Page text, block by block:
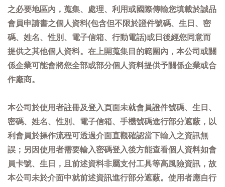
之必要地區內，蒐集、處理、利用或國際傳輸您填載於誠品
會員申請書之個人資料(包含但不限於證件號碼、生日、密
碼、姓名、性別、電子信箱、行動電話)或日後經您同意而
提供之其他個人資料。在上開蒐集目的範圍內，本公司或關
係企業可能會將您全部或部分個人資料提供予關係企業或合
作廠商。
本公司於使用者註冊及登入頁面未就會員證件號碼、生日、
密碼、姓名、性別、電子信箱、手機號碼進行部分遮蔽，以
利會員於操作流程可透過介面直觀確認當下輸入之資訊無
誤；另因使用者需要輸入密碼登入後方能查看個人資料如會
員卡號、生日，且前述資料非屬支付工具等高風險資訊，故
本公司未於介面中就前述資訊進行部分遮蔽。使用者應自行